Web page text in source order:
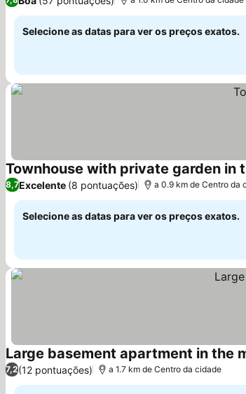
Selecione as datas para ver os preços exatos.
Townhouse with private garden in
8,7Excelente (8 pontuações) a 0.9 km de Centro da
Selecione as datas para ver os preços exatos.
Large basement apartment in the
7,2(12 pontuações) a 1.7 km de Centro da cidade